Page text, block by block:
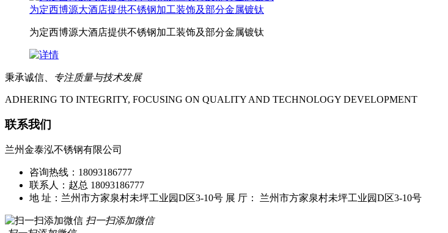
为定西博源大酒店提供不锈钢加工装饰及部分金属镀钛
为定西博源大酒店提供不锈钢加工装饰及部分金属镀钛
秉承诚信、 专注质量与技术发展
ADHERING TO INTEGRITY, FOCUSING ON QUALITY AND TECHNOLOGY DEVELOPMENT
联系我们
兰州金泰泓不锈钢有限公司
咨询热线：18093186777
联系人：赵总 18093186777
地 址：兰州市方家泉村未坪工业园D区3-10号 展 厅： 兰州市方家泉村未坪工业园D区3-10号
扫一扫添加微信